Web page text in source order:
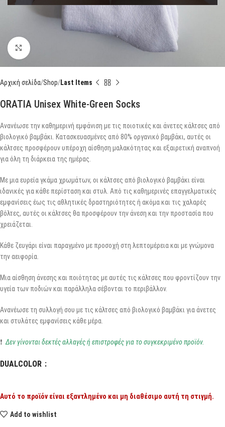
Click to enlarge
Αρχική σελίδα Shop Last Items
ORATIA Unisex White-Green Socks
Ανανέωσε την καθημερινή εμφάνιση με τις ποιοτικές και άνετες κάλτσες από
βιολογικό βαμβάκι. Κατασκευασμένες από 80% οργανικό βαμβάκι, αυτές οι
κάλτσες προσφέρουν υπέροχη αίσθηση μαλακότητας και εξαιρετική αναπνοή
για όλη τη διάρκεια της ημέρας.
Με μια ευρεία γκάμα χρωμάτων, οι κάλτσες από βιολογικό βαμβάκι είναι
ιδανικές για κάθε περίσταση και στυλ. Από τις καθημερινές επαγγελματικές
εμφανίσεις έως τις αθλητικές δραστηριότητες ή ακόμα και τις χαλαρές
βόλτες, αυτές οι κάλτσες θα προσφέρουν την άνεση και την προστασία που
χρειάζεται.
Κάθε ζευγάρι είναι παραγμένο με προσοχή στη λεπτομέρεια και με γνώμονα
την αειφορία.
Μια αίσθηση άνεσης και ποιότητας με αυτές τις κάλτσες που φροντίζουν την
υγεία των ποδιών και παράλληλα σέβονται το περιβάλλον.
Ανανέωσε τη συλλογή σου με τις κάλτσες από βιολογικό βαμβάκι για άνετες
και στυλάτες εμφανίσεις κάθε μέρα.
❗ Δεν γίνονται δεκτές αλλαγές ή επιστροφές για το συγκεκριμένο προϊόν.
DUALCOLOR
Αυτό το προϊόν είναι εξαντλημένο και μη διαθέσιμο αυτή τη στιγμή.
Add to wishlist